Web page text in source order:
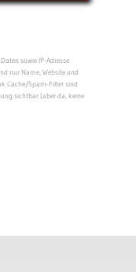
sowie IP-Adresse
nur Name, Website und
Cache/Spam-Filter sind
sichtbar (aber da, keine